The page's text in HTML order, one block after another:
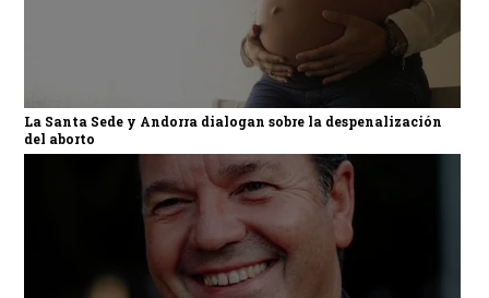
La Santa Sede y Andorra dialogan sobre la despenalización
del aborto